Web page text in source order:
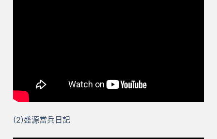
(2)盛源當兵日記